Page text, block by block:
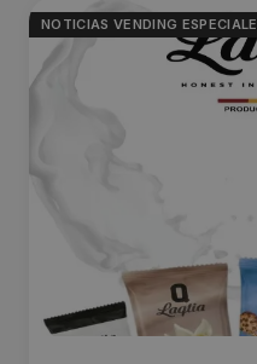
NOTICIAS VENDING